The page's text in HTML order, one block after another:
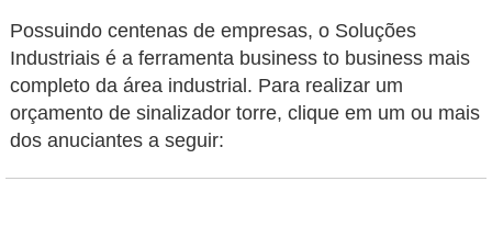
Possuindo centenas de empresas, o Soluções
Industriais é a ferramenta business to business mais
completo da área industrial. Para realizar um
orçamento de sinalizador torre, clique em um ou mais
dos anuciantes a seguir: